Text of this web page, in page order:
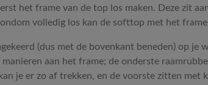
het frame van de top los maken. Deze zit
volledig los kan de softtop met het
(dus met de bovenkant beneden) op je
aan het frame; de onderste
je er zo af trekken, en de voorste zitten